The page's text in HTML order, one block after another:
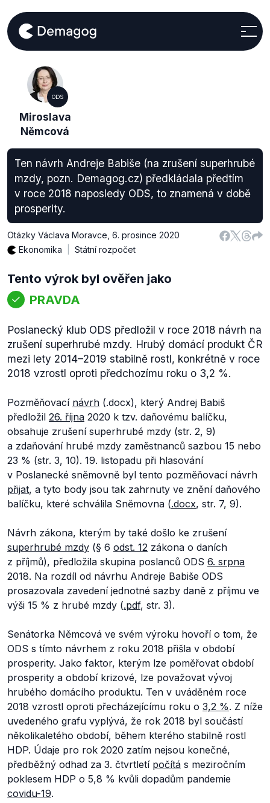
ODS
Miroslava
Němcová
Ten návrh Andreje Babiše (na zrušení superhrubé
mzdy, pozn. Demagog.cz) předkládala předtím
v roce 2018 naposledy ODS, to znamená v době
prosperity.
Otázky Václava Moravce 6. prosince 2020
Ekonomika
Státní rozpočet
Tento výrok byl ověřen jako
PRAVDA
Poslanecký klub ODS předložil v roce 2018 návrh na
zrušení superhrubé mzdy. Hrubý domácí produkt ČR
mezi lety 2014–2019 stabilně rostl, konkrétně v roce
2018 vzrostl oproti předchozímu roku o 3,2 %.
Pozměňovací návrh (.docx), který Andrej Babiš
předložil 26. října 2020 k tzv. daňovému balíčku,
obsahuje zrušení superhrubé mzdy (str. 2, 9)
a zdaňování hrubé mzdy zaměstnanců sazbou 15 nebo
23 % (str. 3, 10). 19. listopadu při hlasování
v Poslanecké sněmovně byl tento pozměňovací návrh
přijat, a tyto body jsou tak zahrnuty ve znění daňového
balíčku, které schválila Sněmovna (.docx, str. 7, 9).
Návrh zákona, kterým by také došlo ke zrušení
superhrubé mzdy (§ 6 odst. 12 zákona o daních
z příjmů), předložila skupina poslanců ODS 6. srpna
2018. Na rozdíl od návrhu Andreje Babiše ODS
prosazovala zavedení jednotné sazby daně z příjmu ve
výši 15 % z hrubé mzdy (.pdf, str. 3).
Senátorka Němcová ve svém výroku hovoří o tom, že
ODS s tímto návrhem z roku 2018 přišla v období
prosperity. Jako faktor, kterým lze poměřovat období
prosperity a období krizové, lze považovat vývoj
hrubého domácího produktu. Ten v uváděném roce
2018 vzrostl oproti přecházejícímu roku o 3,2 %. Z níže
uvedeného grafu vyplývá, že rok 2018 byl součástí
několikaletého období, během kterého stabilně rostl
HDP. Údaje pro rok 2020 zatím nejsou konečné,
předběžný odhad za 3. čtvrtletí počítá s meziročním
poklesem HDP o 5,8 % kvůli dopadům pandemie
covidu-19.